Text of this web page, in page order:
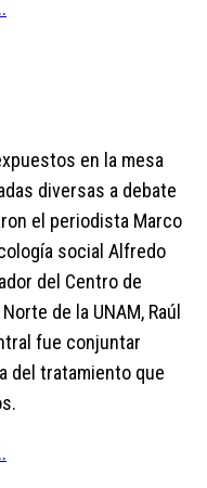
en la mesa
diversas a debate
el periodista Marco
social Alfredo
del Centro de
de la UNAM, Raúl
fue conjuntar
del tratamiento que